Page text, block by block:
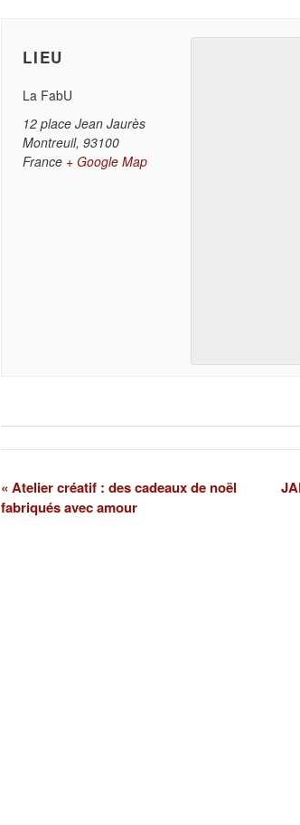
LIEU
La FabU
12 place Jean Jaurès
Montreuil, 93100
France + Google Map
NAVIGATION
ÉVÈNEMENT
« Atelier créatif : des cadeaux de noël
fabriqués avec amour